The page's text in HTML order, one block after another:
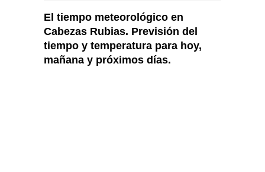
El tiempo meteorológico en
Cabezas Rubias. Previsión del
tiempo y temperatura para hoy,
mañana y próximos días.